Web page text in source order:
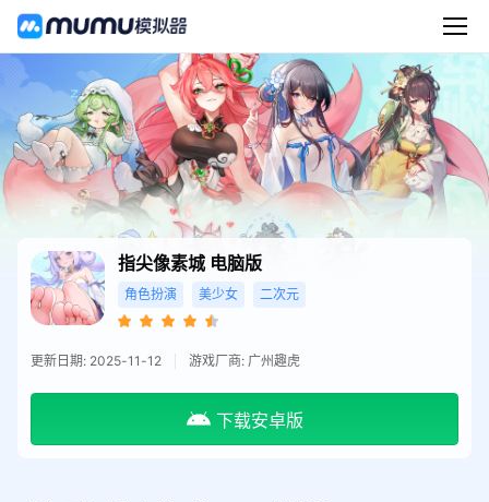
指尖像素城 电脑版
角色扮演 美少女 二次元
更新日期: 2025-11-12 游戏厂商: 广州趣虎
下载安卓版